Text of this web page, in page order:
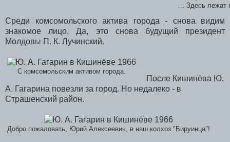
... Здесь лежат
Среди комсомольского актива города - снова видим
знакомое лицо. Да, это снова будущий президент
Молдовы П. К. Лучинский.
С комсомольским активом города.
После Кишинёва Ю.
А. Гагарина повезли за город. Но недалеко - в
Страшенский район.
Добро пожаловать, Юрий Алексеевич, в наш колхоз "Бируинца"!